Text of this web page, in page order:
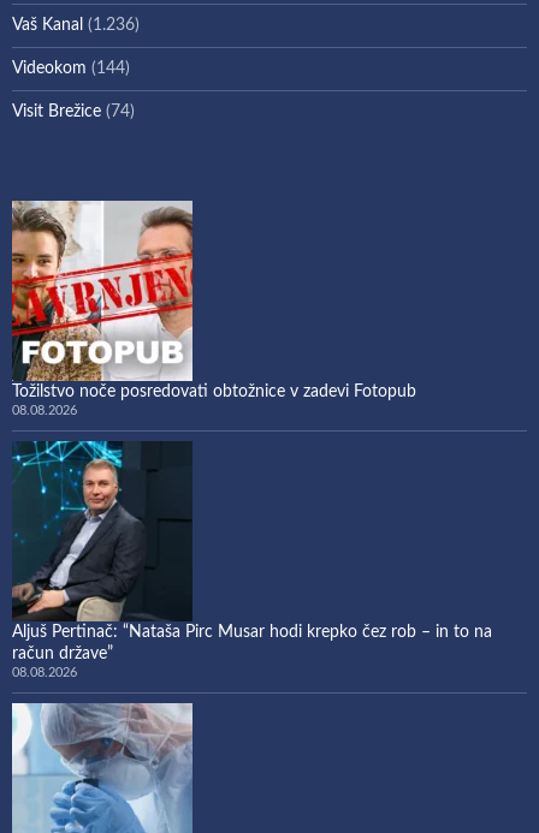
Vaš Kanal (1.236)
Videokom (144)
Visit Brežice (74)
Tožilstvo noče posredovati obtožnice v zadevi Fotopub
08.08.2026
Aljuš Pertinač: “Nataša Pirc Musar hodi krepko čez rob – in to na
račun države”
08.08.2026